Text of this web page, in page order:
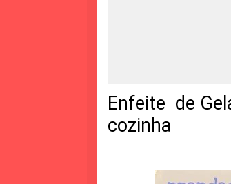
Enfeite de
cozinha